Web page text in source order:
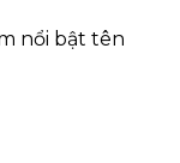
nổi bật tên